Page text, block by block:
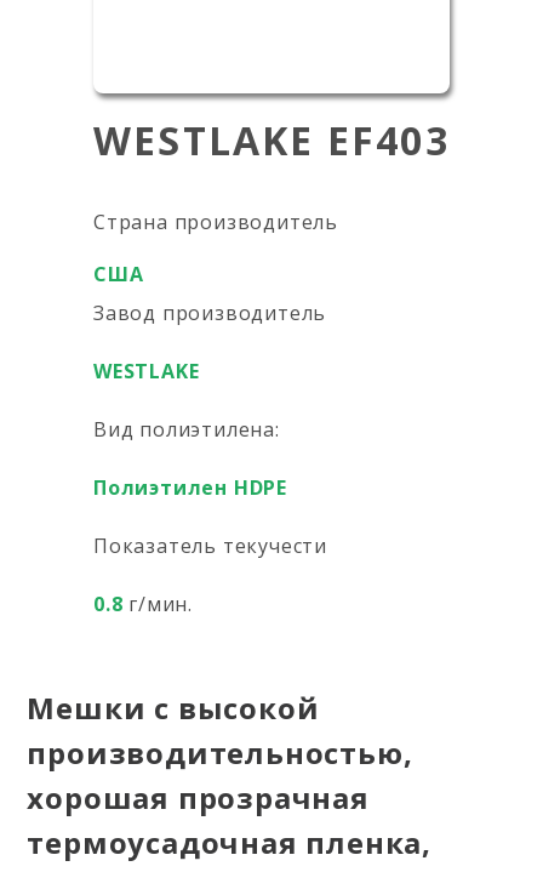
WESTLAKE EF403
Страна производитель
США
Завод производитель
WESTLAKE
Вид полиэтилена:
Полиэтилен HDPE
Показатель текучести
0.8 г/мин.
Мешки с высокой
производительностью,
хорошая прозрачная
термоусадочная пленка,